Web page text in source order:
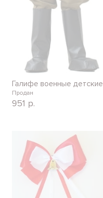
Галифе военные детские
Продан
951 р.